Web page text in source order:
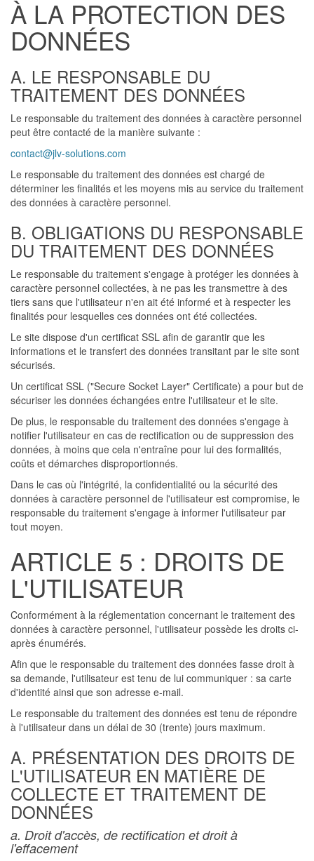
À LA PROTECTION DES
DONNÉES
A. LE RESPONSABLE DU
TRAITEMENT DES DONNÉES
Le responsable du traitement des données à caractère personnel
peut être contacté de la manière suivante :
contact@jlv-solutions.com
Le responsable du traitement des données est chargé de
déterminer les finalités et les moyens mis au service du traitement
des données à caractère personnel.
B. OBLIGATIONS DU RESPONSABLE
DU TRAITEMENT DES DONNÉES
Le responsable du traitement s'engage à protéger les données à
caractère personnel collectées, à ne pas les transmettre à des
tiers sans que l'utilisateur n'en ait été informé et à respecter les
finalités pour lesquelles ces données ont été collectées.
Le site dispose d'un certificat SSL afin de garantir que les
informations et le transfert des données transitant par le site sont
sécurisés.
Un certificat SSL ("Secure Socket Layer" Certificate) a pour but de
sécuriser les données échangées entre l'utilisateur et le site.
De plus, le responsable du traitement des données s'engage à
notifier l'utilisateur en cas de rectification ou de suppression des
données, à moins que cela n'entraîne pour lui des formalités,
coûts et démarches disproportionnés.
Dans le cas où l'intégrité, la confidentialité ou la sécurité des
données à caractère personnel de l'utilisateur est compromise, le
responsable du traitement s'engage à informer l'utilisateur par
tout moyen.
ARTICLE 5 : DROITS DE
L'UTILISATEUR
Conformément à la réglementation concernant le traitement des
données à caractère personnel, l'utilisateur possède les droits ci-
après énumérés.
Afin que le responsable du traitement des données fasse droit à
sa demande, l'utilisateur est tenu de lui communiquer : sa carte
d'identité ainsi que son adresse e-mail.
Le responsable du traitement des données est tenu de répondre
à l'utilisateur dans un délai de 30 (trente) jours maximum.
A. PRÉSENTATION DES DROITS DE
L'UTILISATEUR EN MATIÈRE DE
COLLECTE ET TRAITEMENT DE
DONNÉES
a. Droit d'accès, de rectification et droit à
l'effacement